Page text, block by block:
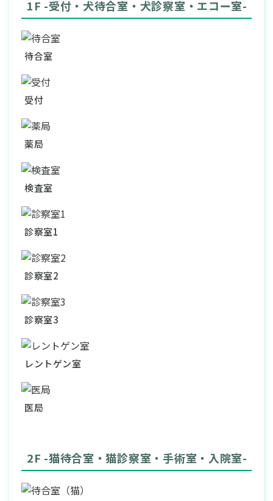
1F -受付・犬待合室・犬診察室・エコー室-
待合室
受付
薬局
検査室
診察室1
診察室2
診察室3
レントゲン室
医局
2F -猫待合室・猫診察室・手術室・入院室-